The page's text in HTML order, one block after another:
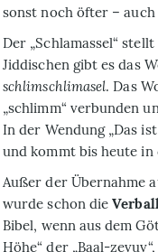
sonst noch öfter –
Der „Schlamassel“
Jiddischen gibt es das
schlimschlimasel. Das
„schlimm“ verbunden
In der Wendung „Das
und kommt bis heute in
Außer der Übernahme
wurde schon die
Bibel, wenn aus dem
Höhe“ der „Baal-